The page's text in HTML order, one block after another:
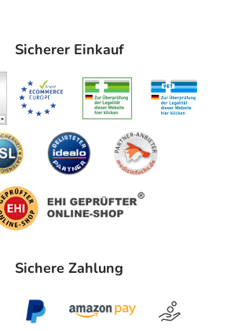
Sicherer Einkauf
Sichere Zahlung